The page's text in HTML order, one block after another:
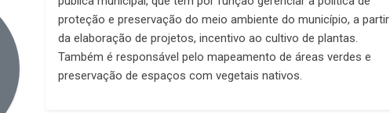
proteção e preservação do meio ambiente do município, a partir
da elaboração de projetos, incentivo ao cultivo de plantas.
Também é responsável pelo mapeamento de áreas verdes e
preservação de espaços com vegetais nativos.